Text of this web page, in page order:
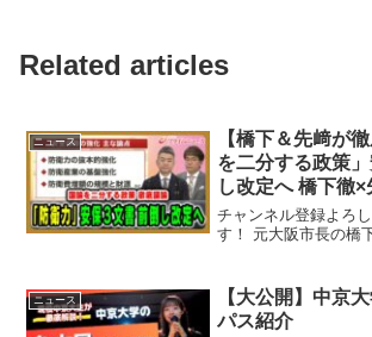
Related articles
ニュース
【橋下＆先﨑が
を二分する政策
し改定へ 橋下徹
2026/5/4放送＜
プライムニュー
チャンネル登録よろ
す！ 元大阪市長の橋
ニュース
【大公開】中京
パス紹介